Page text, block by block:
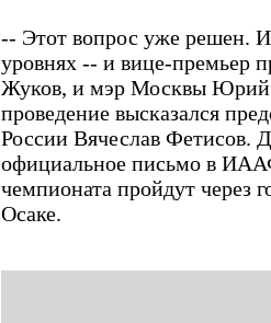
-- Этот вопрос уже решен.
уровнях -- и вице-премьер
Жуков, и мэр Москвы Юрий
проведение высказался
России Вячеслав Фетисов.
официальное письмо в
чемпионата пройдут через
Осаке.